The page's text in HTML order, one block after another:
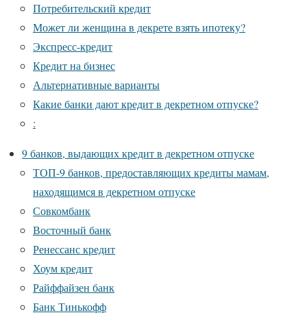
Потребительский кредит
Может ли женщина в декрете взять ипотеку?
Экспресс-кредит
Кредит на бизнес
Альтернативные варианты
Какие банки дают кредит в декретном отпуске?
:
9 банков, выдающих кредит в декретном отпуске
ТОП-9 банков, предоставляющих кредиты мамам,
находящимся в декретном отпуске
Совкомбанк
Восточный банк
Ренессанс кредит
Хоум кредит
Райффайзен банк
Банк Тинькофф